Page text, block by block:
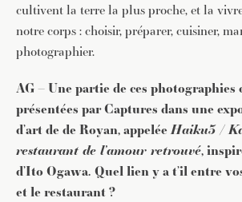
cultivent la terre la plus proche, et la
notre corps : choisir, préparer, cuisiner,
photographier.
AG – Une partie de ces photographies
présentées par Captures dans une
d’art de de Royan, appeléeHaiku3 /
restaurant de l’amour retrouvé,
d’Ito Ogawa. Quel lien y a t’il entre
et le restaurant ?